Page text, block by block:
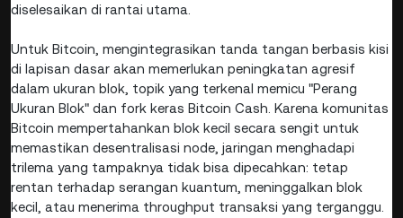
diselesaikan di rantai utama.
Untuk Bitcoin, mengintegrasikan tanda tangan berbasis kisi
di lapisan dasar akan memerlukan peningkatan agresif
dalam ukuran blok, topik yang terkenal memicu "Perang
Ukuran Blok" dan fork keras Bitcoin Cash. Karena komunitas
Bitcoin mempertahankan blok kecil secara sengit untuk
memastikan desentralisasi node, jaringan menghadapi
trilema yang tampaknya tidak bisa dipecahkan: tetap
rentan terhadap serangan kuantum, meninggalkan blok
kecil, atau menerima throughput transaksi yang terganggu.